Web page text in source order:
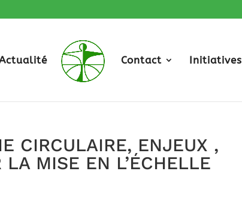
Contact Initiatives
CIRCULAIRE, ENJEUX ,
MISE EN L’ÉCHELLE